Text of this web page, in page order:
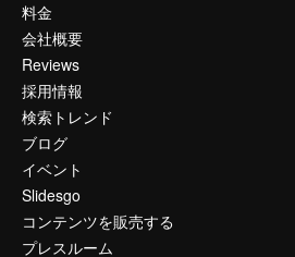
料金
会社概要
Reviews
採用情報
検索トレンド
ブログ
イベント
Slidesgo
コンテンツを販売する
プレスルーム